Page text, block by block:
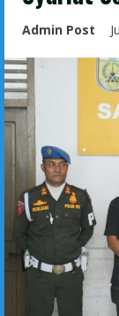
Admin Post